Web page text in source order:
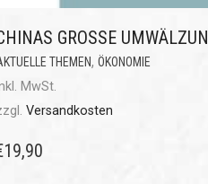
GROSSE UMWÄLZUNG
THEMEN, ÖKONOMIE
MwSt.
Versandkosten
19,90